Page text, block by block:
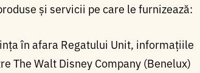
și servicii pe care le furnizează:
în afara Regatului Unit, informațiile
The Walt Disney Company (Benelux)